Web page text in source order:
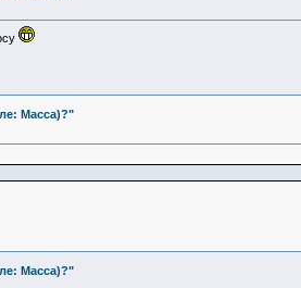
Масса)?"
Масса)?"